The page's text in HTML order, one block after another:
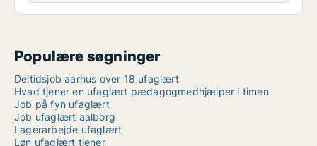
Populære søgninger
Deltidsjob aarhus over 18 ufaglært
Hvad tjener en ufaglært pædagogmedhjælper i timen
Job på fyn ufaglært
Job ufaglært aalborg
Lagerarbejde ufaglært
Løn ufaglært tjener